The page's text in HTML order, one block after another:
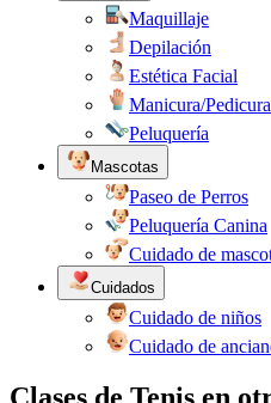
Maquillaje
Depilación
Estética Facial
Manicura/Pedicura
Peluquería
Mascotas
Paseo de Perros
Peluquería Canina
Cuidado de
Cuidados
Cuidado de niños
Cuidado de